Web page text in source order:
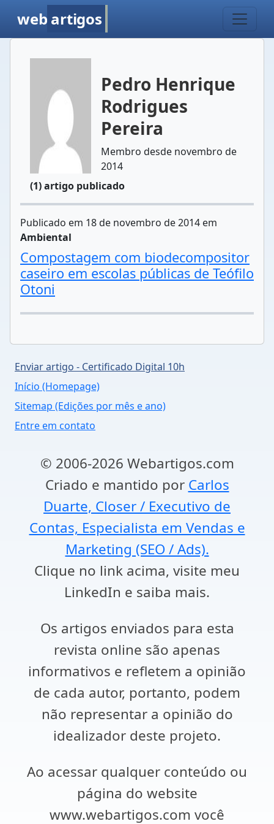
web artigos
Pedro Henrique
Rodrigues
Pereira
Membro desde novembro de
2014
(1) artigo publicado
Publicado em 18 de novembro de 2014 em
Ambiental
Compostagem com biodecompositor
caseiro em escolas públicas de Teófilo
Otoni
Enviar artigo - Certificado Digital 10h
Início (Homepage)
Sitemap (Edições por mês e ano)
Entre em contato
© 2006-2026 Webartigos.com
Criado e mantido por Carlos
Duarte, Closer / Executivo de
Contas, Especialista em Vendas e
Marketing (SEO / Ads).
Clique no link acima, visite meu
LinkedIn e saiba mais.
Os artigos enviados para esta
revista online são apenas
informativos e refletem a opinião
de cada autor, portanto, podem
não representar a opinião do
idealizador deste projeto.
Ao acessar qualquer conteúdo ou
página do website
www.webartigos.com você